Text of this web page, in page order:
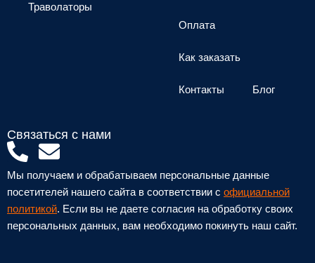
Траволаторы
Оплата
Как заказать
Контакты Блог
Связаться с нами
P
h
o
n
e
E
n
v
e
l
Мы получаем и обрабатываем персональные данные
посетителей нашего сайта в соответствии с официальной
политикой. Если вы не даете согласия на обработку своих
персональных данных, вам необходимо покинуть наш сайт.